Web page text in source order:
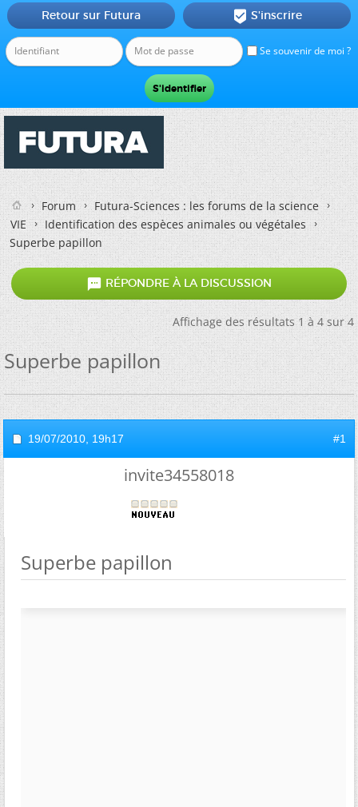
Se souvenir de moi ?
Retour sur Futura  S'inscrire
Forum
Futura-Sciences : les forums de la science
VIE
Identification des espèces animales ou végétales
Superbe papillon
 RÉPONDRE À LA DISCUSSION
Affichage des résultats 1 à 4 sur 4
Superbe papillon
19/07/2010, 19h17 #1
invite34558018
Superbe papillon